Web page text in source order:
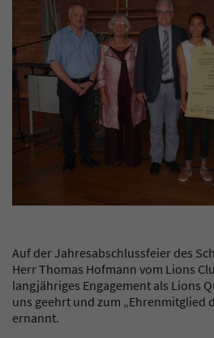
Auf der Jahresabschlussfeier des
Herr Thomas Hofmann vom Lions
langjähriges Engagement als Lions
uns geehrt und zum „Ehrenmitglied
ernannt.